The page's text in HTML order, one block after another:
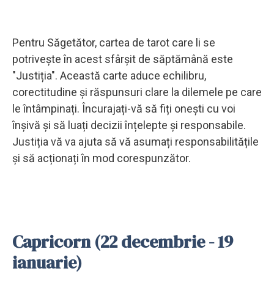
Pentru Săgetător, cartea de tarot care li se
potrivește în acest sfârșit de săptămână este
"Justiția". Această carte aduce echilibru,
corectitudine și răspunsuri clare la dilemele pe care
le întâmpinați. Încurajați-vă să fiți onești cu voi
înșivă și să luați decizii înțelepte și responsabile.
Justiția vă va ajuta să vă asumați responsabilitățile
și să acționați în mod corespunzător.
Capricorn (22 decembrie - 19
ianuarie)